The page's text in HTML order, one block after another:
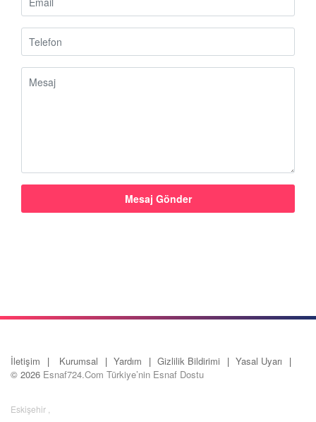
İletişim Kurumsal Yardım Gizlilik Bildirimi
Yasal Uyarı
© 2026 Esnaf724.Com Türkiye’nin Esnaf Dostu
Eskişehir